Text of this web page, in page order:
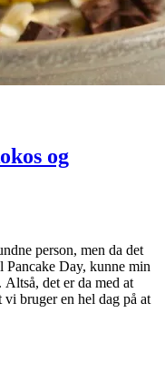
og
person, men da det
Day, kunne min
det er da med at
bruger en hel dag på at